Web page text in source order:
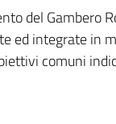
del Gambero
ed integrate in
comuni